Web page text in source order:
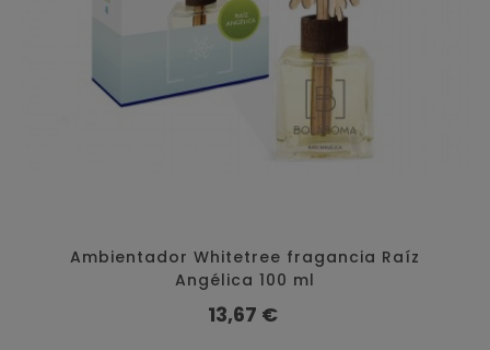
Ambientador Whitetree fragancia Raíz
Angélica 100 ml
Preço
13,67 €